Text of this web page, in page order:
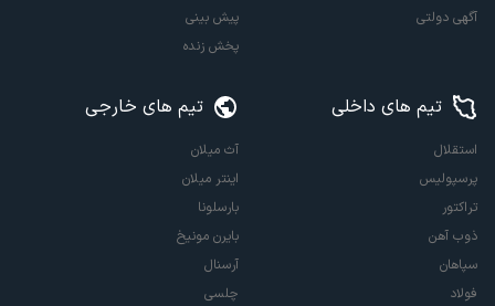
آگهی دولتی
پیش بینی
پخش زنده
تیم های داخلی
استقلال
پرسپولیس
تراکتور
ذوب آهن
سپاهان
فولاد
تیم های خارجی
آث میلان
اینتر میلان
بارسلونا
بایرن مونیخ
آرسنال
چلسی